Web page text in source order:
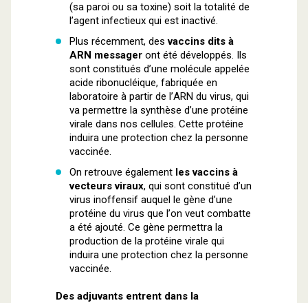
(sa paroi ou sa toxine) soit la totalité de
l’agent infectieux qui est inactivé.
Plus récemment, des vaccins dits à
ARN messager ont été développés. Ils
sont constitués d’une molécule appelée
acide ribonucléique, fabriquée en
laboratoire à partir de l’ARN du virus, qui
va permettre la synthèse d’une protéine
virale dans nos cellules. Cette protéine
induira une protection chez la personne
vaccinée.
On retrouve également les vaccins à
vecteurs viraux, qui sont constitué d’un
virus inoffensif auquel le gène d’une
protéine du virus que l’on veut combatte
a été ajouté. Ce gène permettra la
production de la protéine virale qui
induira une protection chez la personne
vaccinée.
Des adjuvants entrent dans la